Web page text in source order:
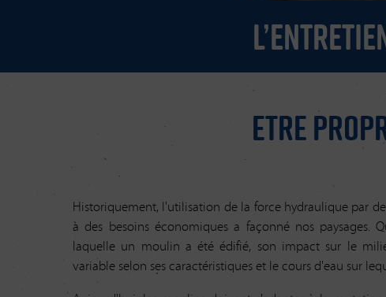
Etre
Historiquement, l'utilisation de la force hydraulique par
à des besoins économiques a façonné nos paysages.
laquelle un moulin a été édifié, son impact sur le
variable selon ses caractéristiques et le cours d'eau sur